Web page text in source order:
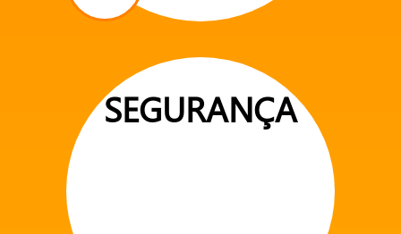
SEGURANÇA